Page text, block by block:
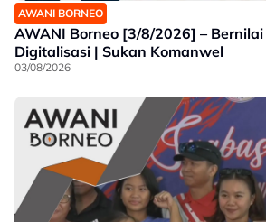
AWANI BORNEO
AWANI Borneo [3/8/2026] – Bernilai
Digitalisasi | Sukan Komanwel
03/08/2026